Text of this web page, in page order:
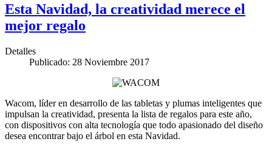
Esta Navidad, la creatividad merece el
mejor regalo
Detalles
Publicado: 28 Noviembre 2017
Wacom, líder en desarrollo de las tabletas y plumas inteligentes que
impulsan la creatividad, presenta la lista de regalos para este año,
con dispositivos con alta tecnología que todo apasionado del diseño
desea encontrar bajo el árbol en esta Navidad.